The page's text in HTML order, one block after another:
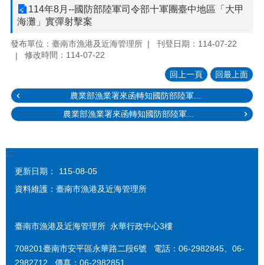
114年8月--國防部陸軍司令部十軍團臺中地區「大甲
海灘」實彈射擊案
發布單位：臺南市漁港及近海管理所
刊登日期：114-07-22
修改時間：114-07-22
回上一頁 回最上面
農業部漁業署來函轉知國防部陸軍...
農業部漁業署來函轉知國防部陸軍...
:::
更新日期：
115-08-05
資料維護：臺南市漁港及近海管理所
臺南市漁港及近海管理所 永華行政中心3樓
708201臺南市安平區永華路二段6號 電話：06-2982845、06-
2982712 傳真：06-2982851